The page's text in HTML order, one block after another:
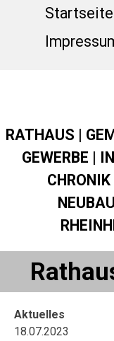
Direkt zum Seiteninhalt
Startseite
RATHAUS |
GEWERBE |
CHRONIK
Aktuelles
18.07.2023